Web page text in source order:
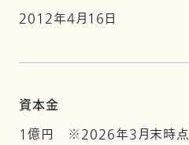
2012年4月16日
資本金
1億円 ※2026年3月末時点